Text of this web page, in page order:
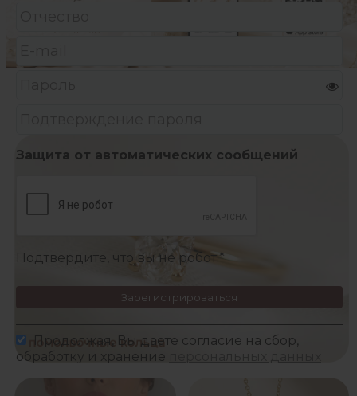
Защита от автоматических сообщений
Подтвердите, что вы не робот:*
Зарегистрироваться
Продолжая, Вы даете согласие на сбор,
обработку и хранение